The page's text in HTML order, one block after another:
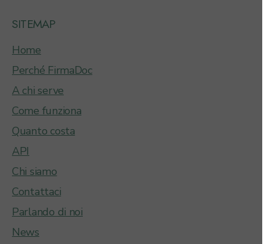
SITEMAP
Home
Perché FirmaDoc
A chi serve
Come funziona
Quanto costa
API
Chi siamo
Contattaci
Parlando di noi
News